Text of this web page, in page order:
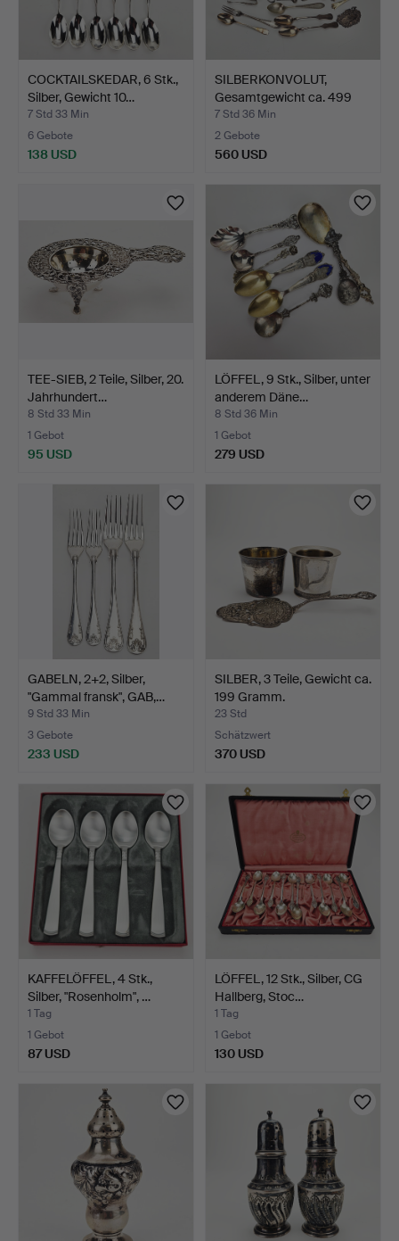
COCKTAILSKEDAR, 6 Stk.,
Silber, Gewicht 10…
7 Std 33 Min
6 Gebote
138 USD
SILBERKONVOLUT,
Gesamtgewicht ca. 499
Gram…
7 Std 36 Min
2 Gebote
560 USD
TEE-SIEB, 2 Teile, Silber, 20.
Jahrhundert…
8 Std 33 Min
1 Gebot
95 USD
LÖFFEL, 9 Stk., Silber, unter
anderem Däne…
8 Std 36 Min
1 Gebot
279 USD
GABELN, 2+2, Silber,
"Gammal fransk", GAB,…
9 Std 33 Min
3 Gebote
233 USD
SILBER, 3 Teile, Gewicht ca.
199 Gramm.
23 Std
Schätzwert
370 USD
KAFFELÖFFEL, 4 Stk.,
Silber, "Rosenholm", …
1 Tag
1 Gebot
87 USD
LÖFFEL, 12 Stk., Silber, CG
Hallberg, Stoc…
1 Tag
1 Gebot
130 USD